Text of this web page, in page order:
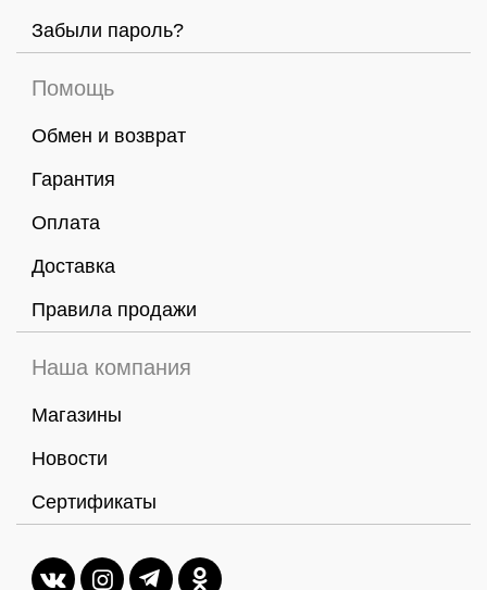
Забыли пароль?
Помощь
Обмен и возврат
Гарантия
Оплата
Доставка
Правила продажи
Наша компания
Магазины
Новости
Сертификаты